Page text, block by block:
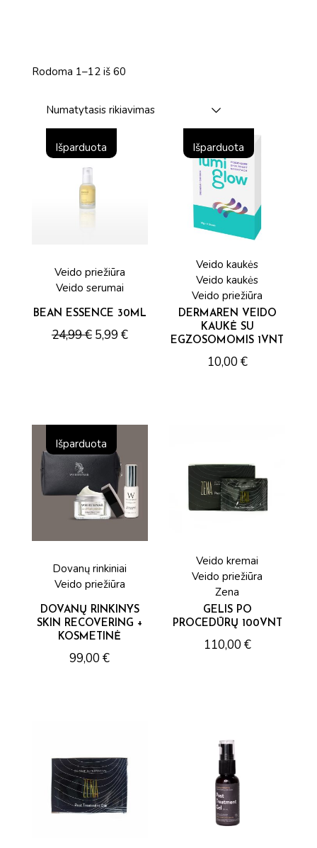
Rodoma 1–12 iš 60
Numatytasis rikiavimas
Išparduota
Veido priežiūra
Veido serumai
BEAN ESSENCE 30ML
24,99€ 5,99 €
Išparduota
Veido kaukės
Veido kaukės
Veido priežiūra
DERMAREN VEIDO
KAUKĖ SU
EGZOSOMOMIS 1VNT
10,00 €
Išparduota
Dovanų rinkiniai
Veido priežiūra
DOVANŲ RINKINYS
SKIN RECOVERING +
KOSMETINĖ
99,00€
Veido kremai
Veido priežiūra
Zena
GELIS PO
PROCEDŪRŲ 100VNT
110,00 €